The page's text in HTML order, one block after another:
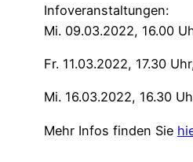
Infoveranstaltungen:
Mi. 09.03.2022, 16.00
Fr. 11.03.2022, 17.30
Mi. 16.03.2022, 16.30
Mehr Infos finden Sie